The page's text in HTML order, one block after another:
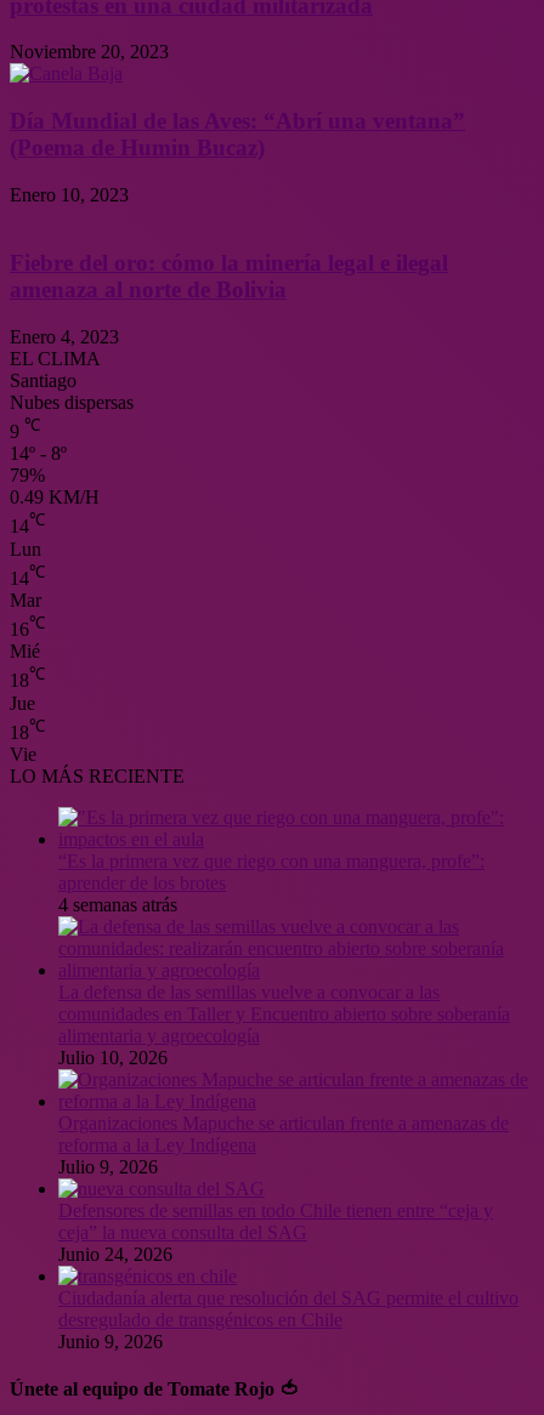
Noviembre 20, 2023
Día Mundial de las Aves: “Abrí una ventana”
(Poema de Humin Bucaz)
Enero 10, 2023
Fiebre del oro: cómo la minería legal e ilegal
amenaza al norte de Bolivia
Enero 4, 2023
EL CLIMA
Santiago
Nubes dispersas
9 ℃
14º - 8º
79%
0.49 KM/H
14℃
Lun
14℃
Mar
16℃
Mié
18℃
Jue
18℃
Vie
LO MÁS RECIENTE
“Es la primera vez que riego con una manguera, profe”:
aprender de los brotes
4 semanas atrás
La defensa de las semillas vuelve a convocar a las
comunidades en Taller y Encuentro abierto sobre soberanía
alimentaria y agroecología
Julio 10, 2026
Organizaciones Mapuche se articulan frente a amenazas de
reforma a la Ley Indígena
Julio 9, 2026
Defensores de semillas en todo Chile tienen entre “ceja y
ceja” la nueva consulta del SAG
Junio 24, 2026
Ciudadanía alerta que resolución del SAG permite el cultivo
desregulado de transgénicos en Chile
Junio 9, 2026
Únete al equipo de Tomate Rojo 🍅